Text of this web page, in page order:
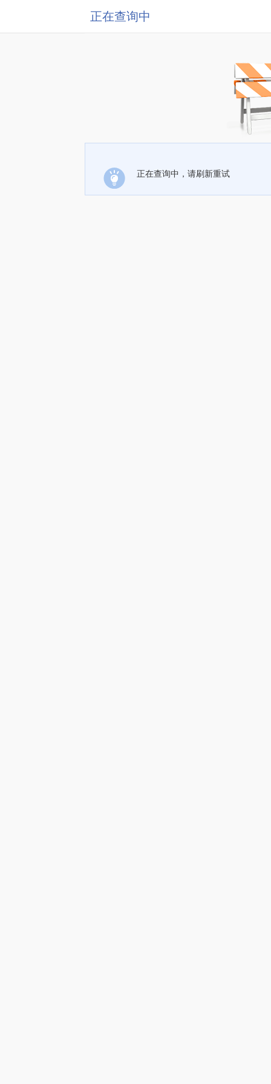
正在查询中
正在查询中，请刷新重试